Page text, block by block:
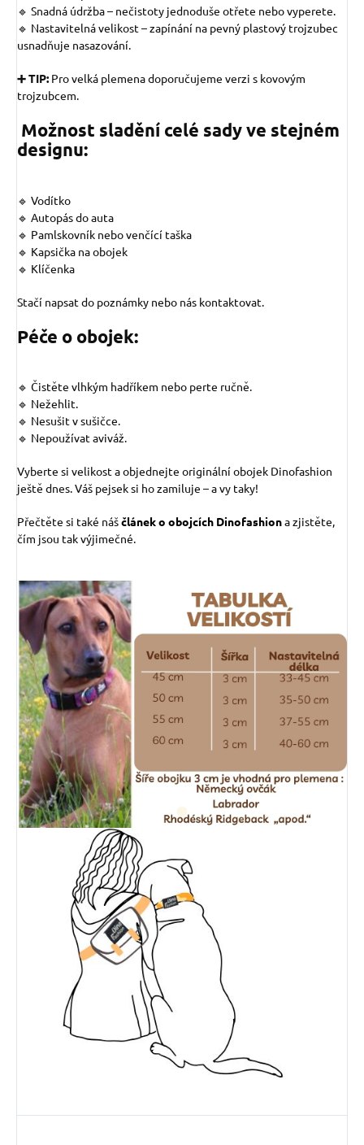
🔹 Snadná údržba – nečistoty jednoduše otřete nebo vyperete.
🔹 Nastavitelná velikost – zapínání na pevný plastový trojzubec
usnadňuje nasazování.
➕ TIP: Pro velká plemena doporučujeme verzi s kovovým
trojzubcem.
Možnost sladění celé sady ve stejném
designu:
🔹 Vodítko
🔹 Autopás do auta
🔹 Pamlskovník nebo venčící taška
🔹 Kapsička na obojek
🔹 Klíčenka
Stačí napsat do poznámky nebo nás kontaktovat.
Péče o obojek:
🔹 Čistěte vlhkým hadříkem nebo perte ručně.
🔹 Nežehlit.
🔹 Nesušit v sušičce.
🔹 Nepoužívat aviváž.
Vyberte si velikost a objednejte originální obojek Dinofashion
ještě dnes. Váš pejsek si ho zamiluje – a vy taky!
Přečtěte si také náščlánek o obojcích Dinofashiona zjistěte,
čím jsou tak výjimečné.